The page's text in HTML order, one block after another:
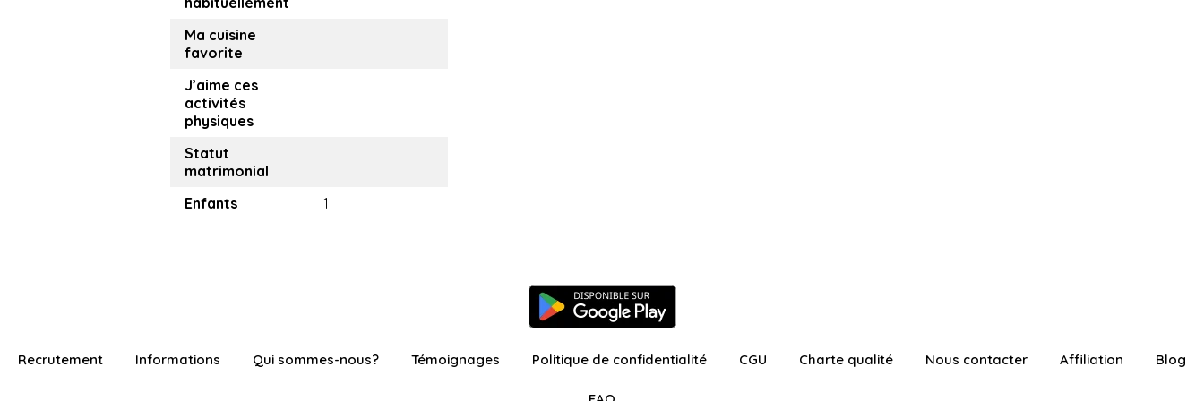
Ma cuisine
favorite
J’aime ces
activités
physiques
Statut
matrimonial
Enfants
1
Recrutement Informations Qui sommes-nous? Témoignages Politique de confidentialité CGU Charte qualité Nous contacter Affiliation Blog